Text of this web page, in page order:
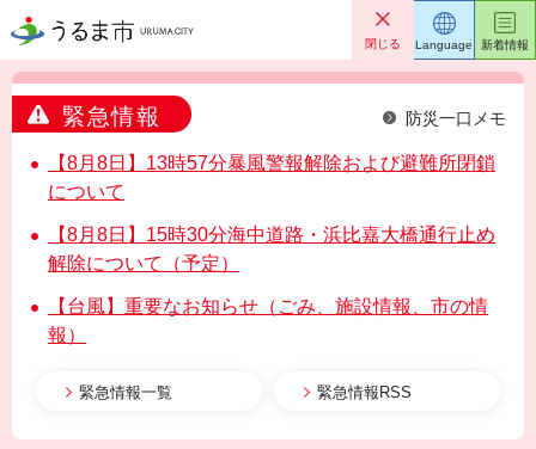
うるま市 閉じる
緊急情報 防災一口メモ
【8月8日】13時57分暴風警報解除および避難所閉鎖
について
【8月8日】15時30分海中道路・浜比嘉大橋通行止め
解除について（予定）
【台風】重要なお知らせ（ごみ、施設情報、市の情
報）
緊急情報一覧 緊急情報RSS
Language 新着情報